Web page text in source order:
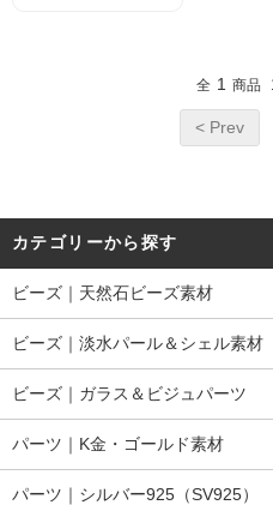
全 1 商品
< Prev
カテゴリーから探す
ビーズ｜天然石ビーズ素材
ビーズ｜淡水パール＆シェル素材
ビーズ｜ガラス＆ビジュパーツ
パーツ｜K金・ゴールド素材
パーツ｜シルバー925（SV925）